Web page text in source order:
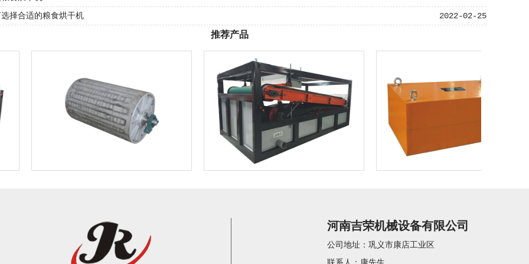
2022-02-25
择合适的粮食烘干机
推荐产品
河南吉荣机械设备有限公司
公司地址：巩义市康店工业区